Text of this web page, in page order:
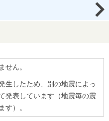
せん。
生したため、別の地震によっ
発表しています（地震毎の震
す）。